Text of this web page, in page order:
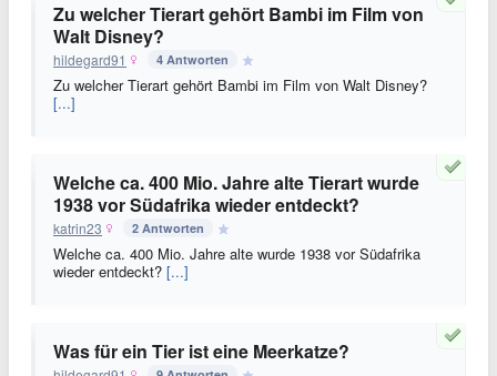
Zu welcher Tierart gehört Bambi im Film von
Walt Disney?
hildegard91 4 Antworten
Zu welcher Tierart gehört Bambi im Film von Walt Disney?
[...]
Welche ca. 400 Mio. Jahre alte Tierart wurde
1938 vor Südafrika wieder entdeckt?
katrin23 2 Antworten
Welche ca. 400 Mio. Jahre alte wurde 1938 vor Südafrika
wieder entdeckt? [...]
Was für ein Tier ist eine Meerkatze?